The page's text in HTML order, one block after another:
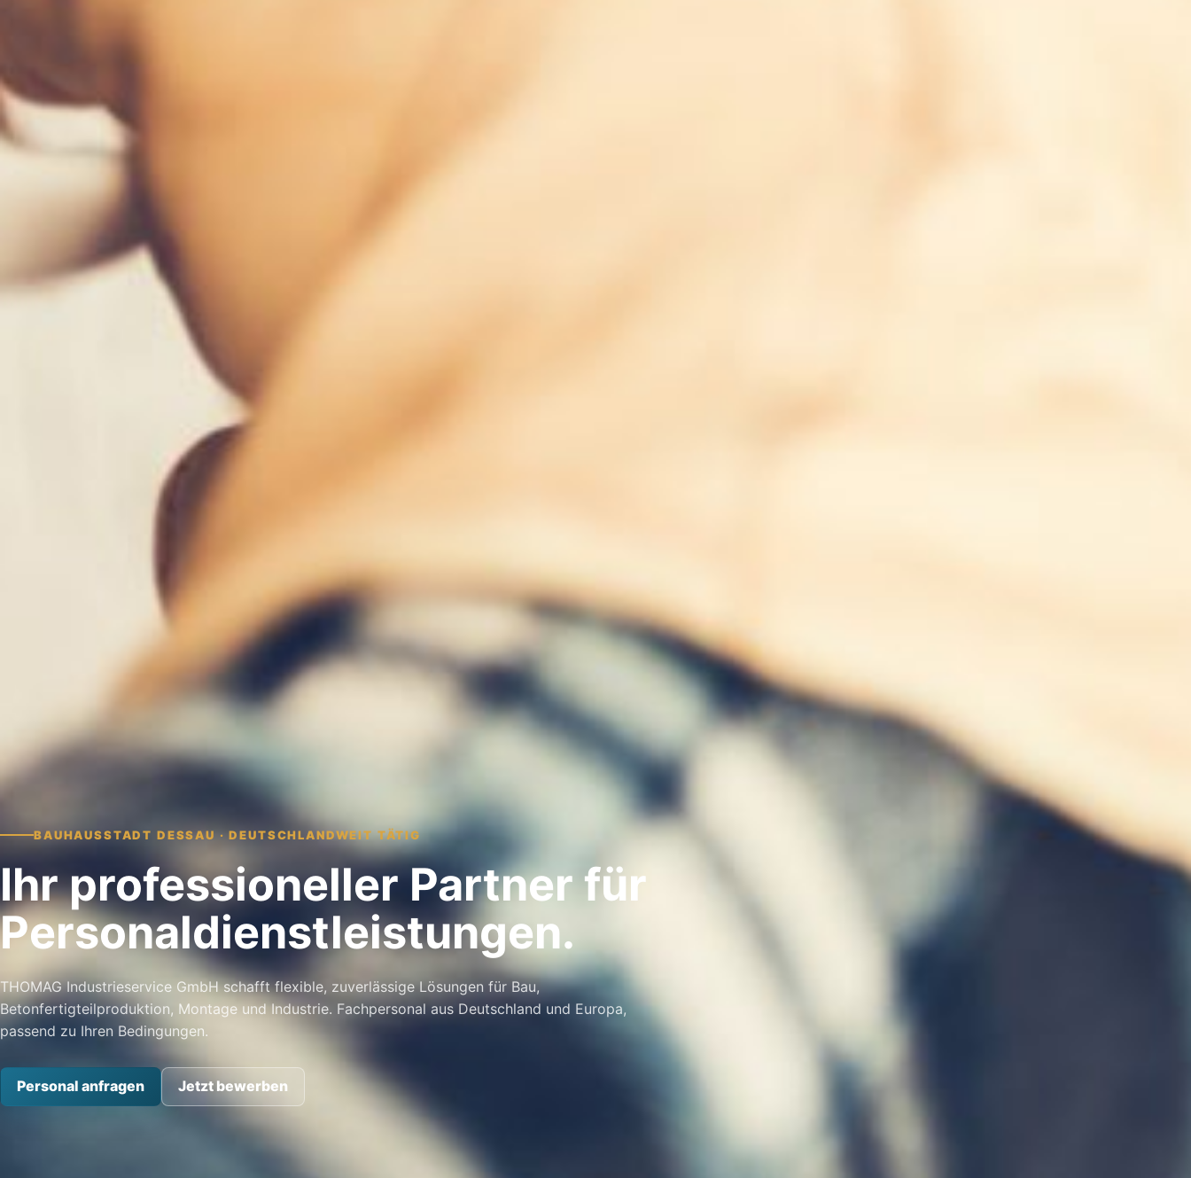
BAUHAUSSTADT DESSAU · DEUTSCHLANDWEIT TÄTIG
Ihr professioneller Partner für
Personal­dienst­leistungen.
THOMAG Industrieservice GmbH schafft flexible, zuverlässige Lösungen für Bau,
Betonfertigteilproduktion, Montage und Industrie. Fachpersonal aus Deutschland und Europa,
passend zu Ihren Bedingungen.
Personal anfragen Jetzt bewerben